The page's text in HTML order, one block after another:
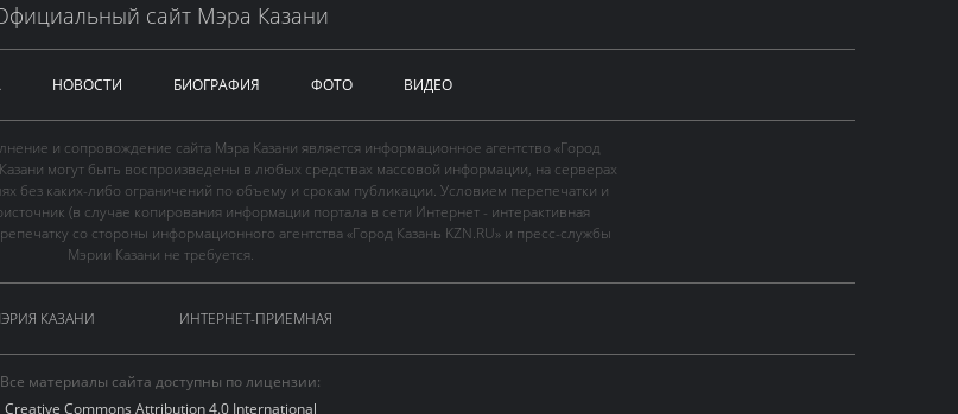
сайт Мэра Казани
НОВОСТИ БИОГРАФИЯ ФОТО ВИДЕО
и сопровождение сайта Мэра Казани является информационное агентство «Город
могут быть воспроизведены в любых средствах массовой информации, на серверах
без каких-либо ограничений по объему и срокам публикации. Условием перепечатки и
(в случае копирования информации портала в сети Интернет - интерактивная
со стороны информационного агентства «Город Казань KZN.RU» и пресс-службы
Мэрии Казани не требуется.
КАЗАНИ ИНТЕРНЕТ-ПРИЕМНАЯ
Все материалы сайта доступны по лицензии:
Creative Commons Attribution 4.0 International